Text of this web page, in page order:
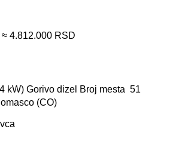
≈ 4.812.000 RSD
kW) Gorivo dizel Broj mesta 51
(CO)